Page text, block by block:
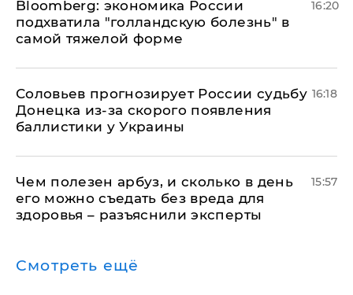
Bloomberg: экономика России
подхватила "голландскую болезнь" в
самой тяжелой форме
16:20
Соловьев прогнозирует России судьбу
Донецка из-за скорого появления
баллистики у Украины
16:18
Чем полезен арбуз, и сколько в день
его можно съедать без вреда для
здоровья – разъяснили эксперты
15:57
Смотреть ещё